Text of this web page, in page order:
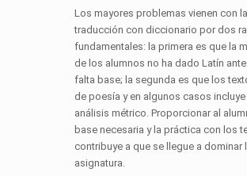
Los mayores problemas vienen con la
traducción con diccionario por dos
fundamentales: la primera es que la
de los alumnos no ha dado Latín
falta base; la segunda es que los
de poesía y en algunos casos incluye
análisis métrico. Proporcionar al
base necesaria y la práctica con los
contribuye a que se llegue a dominar
asignatura.